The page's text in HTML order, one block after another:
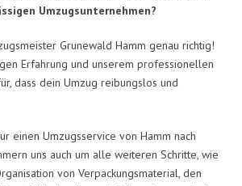
Umzugsunternehmen?
Grunewald Hamm genau richtig!
Erfahrung und unserem professionellen
dass dein Umzug reibungslos und
einen Umzugsservice von Hamm nach
uns auch um alle weiteren Schritte, wie
von Verpackungsmaterial, den